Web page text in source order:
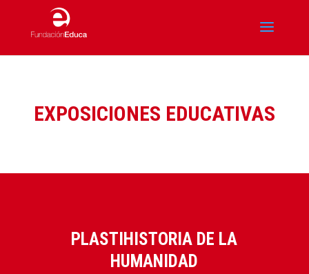
EXPOSICIONES EDUCATIVAS
PLASTIHISTORIA DE LA
HUMANIDAD